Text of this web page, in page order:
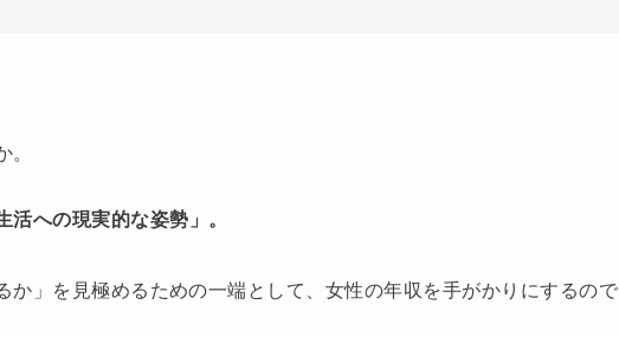
。
活への現実的な姿勢」。
か」を見極めるための一端として、女性の年収を手がかりにするので